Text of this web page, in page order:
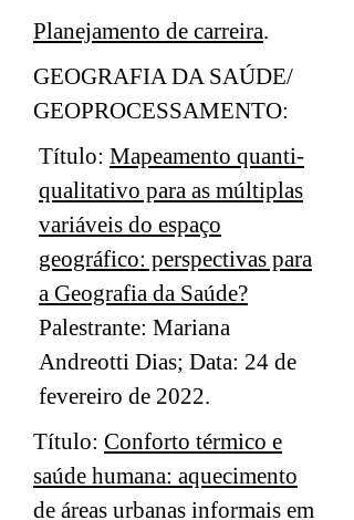
Planejamento de carreira.
GEOGRAFIA DA SAÚDE/
GEOPROCESSAMENTO:
Título: Mapeamento quanti-
qualitativo para as múltiplas
variáveis do espaço
geográfico: perspectivas para
a Geografia da Saúde?
Palestrante: Mariana
Andreotti Dias; Data: 24 de
fevereiro de 2022.
Título: Conforto térmico e
saúde humana: aquecimento
de áreas urbanas informais em